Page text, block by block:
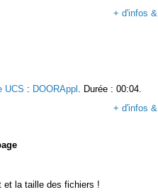
+ d'infos &
UCS : DOORAppl . Durée : 00:04.
+ d'infos &
et la taille des fichiers !